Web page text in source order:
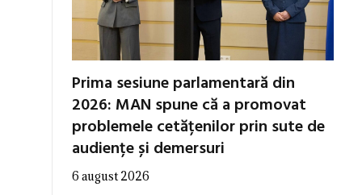
Prima sesiune parlamentară din
2026: MAN spune că a promovat
problemele cetățenilor prin sute de
audiențe și demersuri
6 august 2026